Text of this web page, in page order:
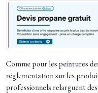
Comme pour les peintures
réglementation sur les
professionnels relarguent